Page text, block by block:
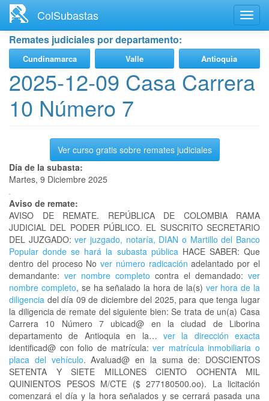
contenido
principal
ColSubastas
Remates judiciales por departamento:
Cundinamarca Valle Antioquia
2025-12-09 Casa Carrera
10 Número 7
Ver curso gratis sobre remates judiciales
Día de la subasta:
Martes, 9 Diciembre 2025
Aviso de remate:
AVISO DE REMATE. REPÚBLICA DE COLOMBIA RAMA
JUDICIAL DEL PODER PÚBLICO. EL SUSCRITO SECRETARIO
DEL JUZGADO: ver juzgado, notaría, DIAN o Martillo del Banco
Popular donde se hará la subasta públicaHACE SABER: Que
dentro del proceso Nover número radicación adelantado por el
demandante: ver nombre completo contra el demandado: ver
nombre completo, se ha señalado la hora de la(s) ver hora de la
diligencia del día 09 de diciembre del 2025, para que tenga lugar
la diligencia de remate del siguiente bien: Se trata de un(a) Casa
Carrera 10 Número 7 ubicad@ en la ciudad de Liborina
departamento de Antioquia en la… ver la dirección exacta
identificad@ con folio de matrícula:ver matrícula inmobiliaria o
placa del vehículo. Avaluad@ en la suma de: DOSCIENTOS
SETENTA Y SIETE MILLONES CIENTO OCHENTA MIL
QUINIENTOS PESOS M/CTE ($ 277180500.oo). La licitación
comenzará el día y la hora señalados y se cerrará pasada una